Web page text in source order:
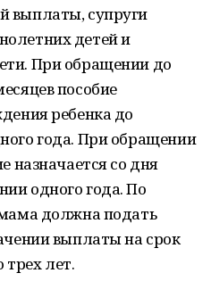
выплаты, супруги
детей и
При обращении до
пособие
ребенка до
года. При обращении
назначается со дня
одного года. По
должна подать
выплаты на срок
трех лет.